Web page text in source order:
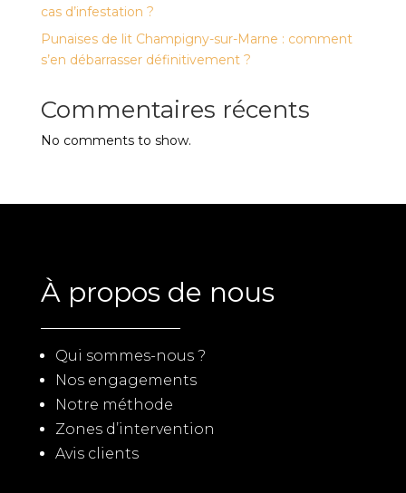
cas d’infestation ?
Punaises de lit Champigny-sur-Marne : comment
s’en débarrasser définitivement ?
Commentaires récents
No comments to show.
À propos de nous
Qui sommes-nous ?
Nos engagements
Notre méthode
Zones d’intervention
Avis clients